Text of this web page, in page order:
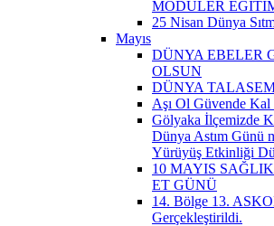
MODÜLER
25 Nisan Dünya
Mayıs
DÜNYA EBELER
OLSUN
DÜNYA
Aşı Ol Güvende Kal
Gölyaka İlçemizde
Dünya Astım Günü
Yürüyüş Etkinliği
10 MAYIS
ET GÜNÜ
14. Bölge 13.
Gerçekleştirildi.